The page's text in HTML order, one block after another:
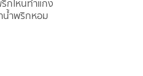
กไหนทำแกง
น้ำพริกหอม